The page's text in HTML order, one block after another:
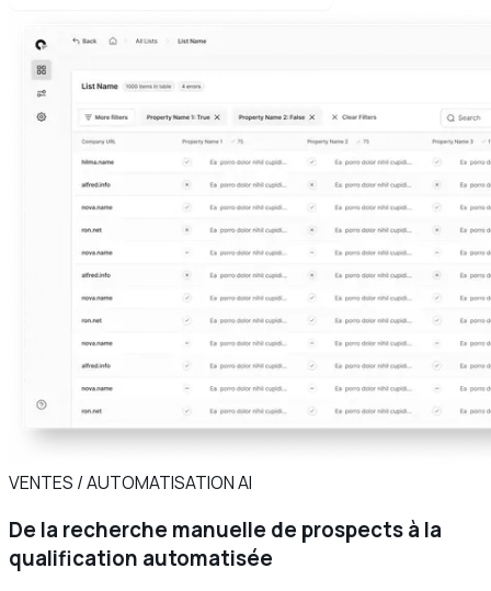
VENTES / AUTOMATISATION AI
De la recherche manuelle de prospects à la
qualification automatisée